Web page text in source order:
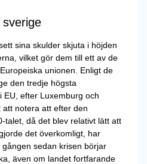
sina skulder skjuta i höjden
vilket gör dem till ett av de
unionen. Enligt de
den tredje högsta
EU, efter Luxemburg och
notera att efter den
talet, då det blev relativt lätt att
det överkomligt, har
sedan krisen börjar
även om landet fortfarande